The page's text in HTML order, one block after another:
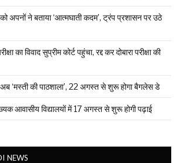
अपनों ने बताया ‘आत्मघाती कदम’, ट्रंप प्रशासन पर उठे
का विवाद सुप्रीम कोर्ट पहुंचा, रद्द कर दोबारा परीक्षा की
‘मस्ती की पाठशाला’, 22 अगस्त से शुरू होगा बैगलेस डे
आवासीय विद्यालयों में 17 अगस्त से शुरू होगी पढ़ाई
NEWS